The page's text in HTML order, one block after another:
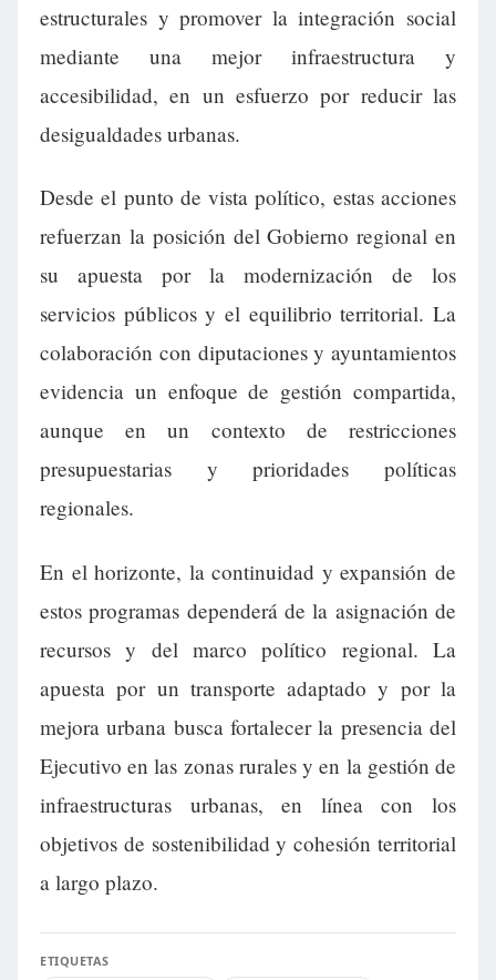
estructurales y promover la integración social
mediante una mejor infraestructura y
accesibilidad, en un esfuerzo por reducir las
desigualdades urbanas.
Desde el punto de vista político, estas acciones
refuerzan la posición del Gobierno regional en
su apuesta por la modernización de los
servicios públicos y el equilibrio territorial. La
colaboración con diputaciones y ayuntamientos
evidencia un enfoque de gestión compartida,
aunque en un contexto de restricciones
presupuestarias y prioridades políticas
regionales.
En el horizonte, la continuidad y expansión de
estos programas dependerá de la asignación de
recursos y del marco político regional. La
apuesta por un transporte adaptado y por la
mejora urbana busca fortalecer la presencia del
Ejecutivo en las zonas rurales y en la gestión de
infraestructuras urbanas, en línea con los
objetivos de sostenibilidad y cohesión territorial
a largo plazo.
ETIQUETAS